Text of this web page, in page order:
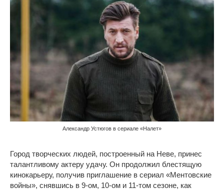
Александр Устюгов в сериале «Налет»
Город творческих людей, построенный на Неве, принес
талантливому актеру удачу. Он продолжил блестящую
кинокарьеру, получив приглашение в сериал «Ментовские
войны», снявшись в 9-ом, 10-ом и 11-том сезоне, как